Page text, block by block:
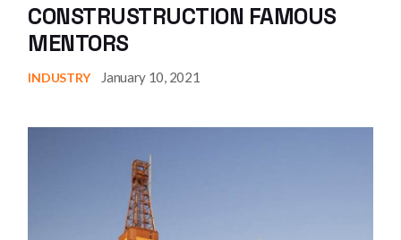
CONSTRUSTRUCTION FAMOUS
MENTORS
INDUSTRY January 10, 2021